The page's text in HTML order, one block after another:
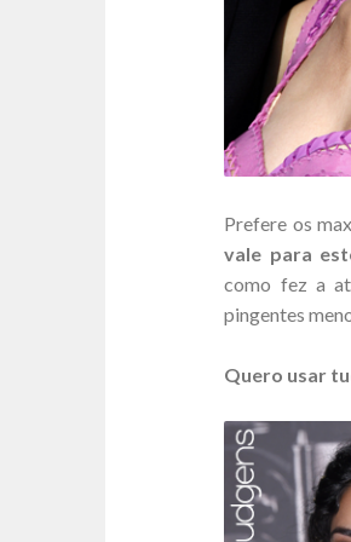
Prefere os
vale para
como fez a
pingentes
Quero usar